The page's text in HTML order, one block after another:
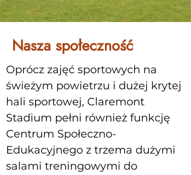
Nasza społeczność
Oprócz zajęć sportowych na
świeżym powietrzu i dużej krytej
hali sportowej, Claremont
Stadium pełni również funkcję
Centrum Społeczno-
Edukacyjnego z trzema dużymi
salami treningowymi do